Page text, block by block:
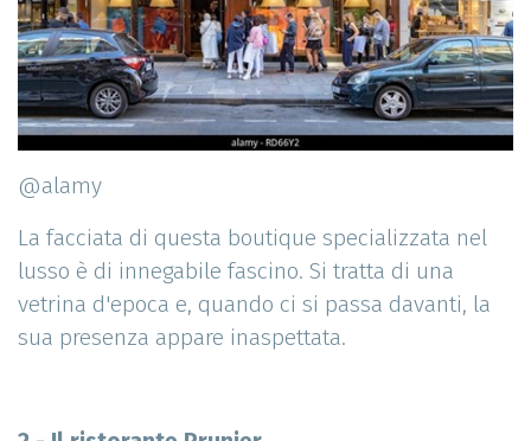
@alamy
La facciata di questa boutique specializzata nel
lusso è di innegabile fascino. Si tratta di una
vetrina d'epoca e, quando ci si passa davanti, la
sua presenza appare inaspettata.